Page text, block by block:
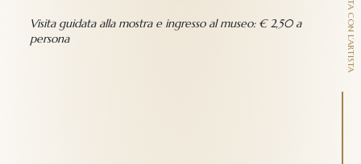
Visita guidata alla mostra e ingresso al museo: € 2,50 a
persona